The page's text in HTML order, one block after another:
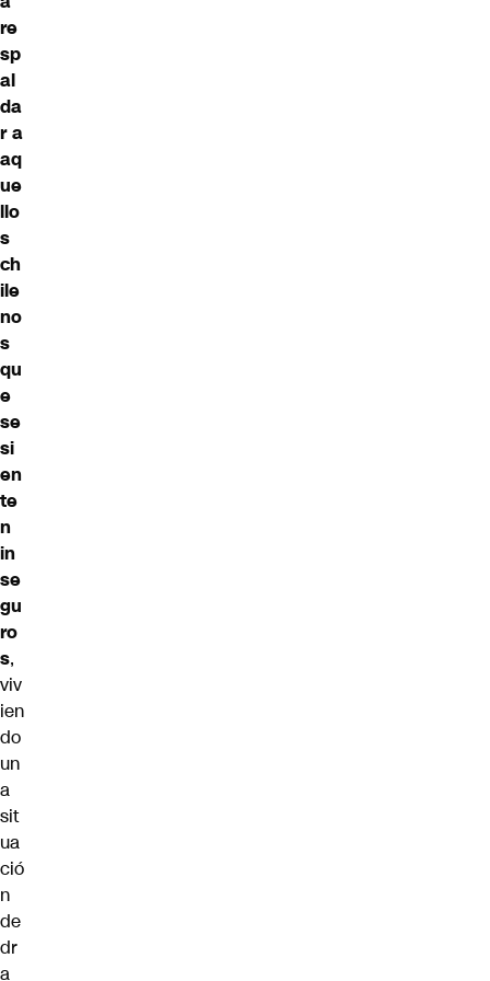
re
sp
al
da
r a
aq
ue
llo
s
ch
ile
no
s
qu
e
se
si
en
te
n
in
se
gu
ro
s,
viv
ien
do
un
a
sit
ua
ció
n
de
dr
a